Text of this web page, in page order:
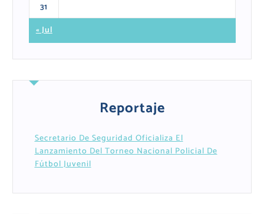
31
« Jul
Reportaje
Secretario De Seguridad Oficializa El
Lanzamiento Del Torneo Nacional Policial De
Fútbol Juvenil